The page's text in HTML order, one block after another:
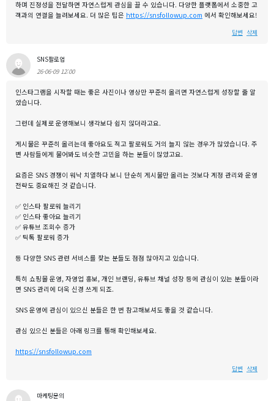
하며 진정성을 전달하면 자연스럽게 관심을 끌 수 있습니다. 다양한 플랫폼에서 소중한 고
객과의 연결을 늘려보세요. 더 많은 팁은 https://snsfollowup.com 에서 확인해보세요!
답변 삭제
SNS팔로업
26-06-09 12:00
인스타그램을 시작할 때는 좋은 사진이나 영상만 꾸준히 올리면 자연스럽게 성장할 줄 알
았습니다.
그런데 실제로 운영해보니 생각보다 쉽지 않더라고요.
게시물은 꾸준히 올리는데 좋아요도 적고 팔로워도 거의 늘지 않는 경우가 많았습니다. 주
변 사람들에게 물어봐도 비슷한 고민을 하는 분들이 많았고요.
요즘은 SNS 경쟁이 워낙 치열하다 보니 단순히 게시물만 올리는 것보다 계정 관리와 운영
전략도 중요해진 것 같습니다.
✅ 인스타 팔로워 늘리기
✅ 인스타 좋아요 늘리기
✅ 유튜브 조회수 증가
✅ 틱톡 팔로워 증가
등 다양한 SNS 관련 서비스를 찾는 분들도 점점 많아지고 있습니다.
특히 쇼핑몰 운영, 자영업 홍보, 개인 브랜딩, 유튜브 채널 성장 등에 관심이 있는 분들이라
면 SNS 관리에 더욱 신경 쓰게 되죠.
SNS 운영에 관심이 있으신 분들은 한 번 참고해보셔도 좋을 것 같습니다.
관심 있으신 분들은 아래 링크를 통해 확인해보세요.
https://snsfollowup.com
답변 삭제
마케팅문의